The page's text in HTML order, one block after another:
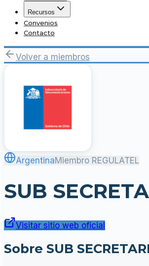
Recursos
Convenios
Contacto
Volver a miembros
ArgentinaMiembro REGULATEL
SUB
Visitar sitio web oficial
Sobre SUB